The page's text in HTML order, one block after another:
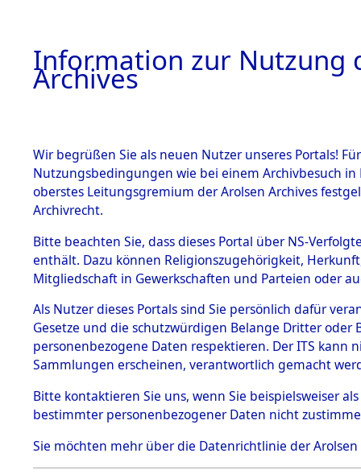
BESTÄNDE
1.
mente
5. Verschiedenes
5.3
Todesmärsche
5.3.1 Alliierte
Erhebungen
zu
Todesmärsch
en
5.3.2
und
0190
Information zur Nutzung
Archives
Wir begrüßen Sie als neuen Nutzer unseres Portals!
Nutzungsbedingungen wie bei einem Archivbesuch
oberstes Leitungsgremium der Arolsen Archives
Archivrecht.
Bitte beachten Sie, dass dieses Portal über NS-
enthält. Dazu können Religionszugehörigkeit,
Mitgliedschaft in Gewerkschaften und Parteien oder
Als Nutzer dieses Portals sind Sie persönlich dafür
Gesetze und die schutzwürdigen Belange Dritter
personenbezogene Daten respektieren. Der ITS
Sammlungen erscheinen, verantwortlich gemacht
Bitte kontaktieren Sie uns, wenn Sie beispielsweiser
bestimmter personenbezogener Daten nicht
Sie möchten mehr über die Datenrichtlinie der Arolsen